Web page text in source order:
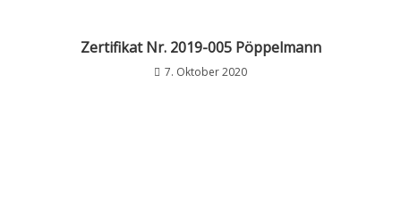
Zertifikat Nr. 2019-005 Pöppelmann
7. Oktober 2020